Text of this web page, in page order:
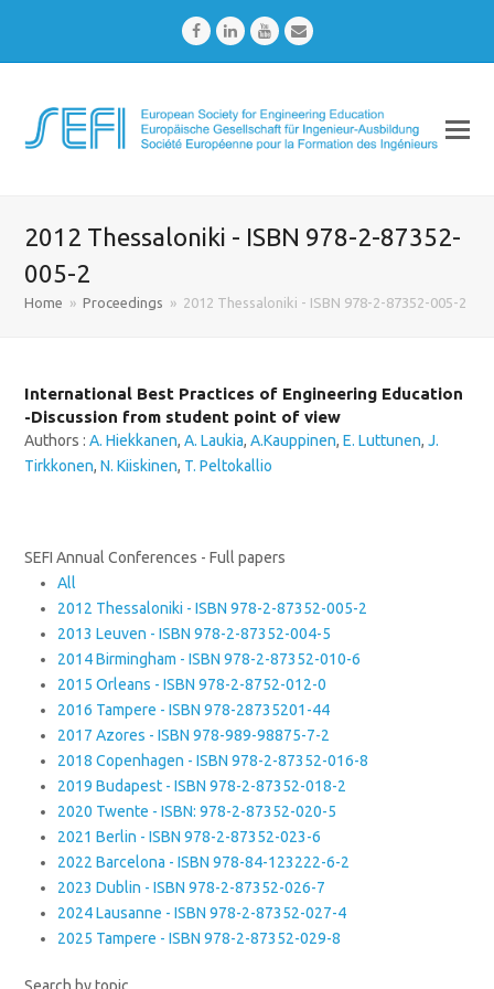
FacebookLinkedInYoutubeEmail
2012 Thessaloniki - ISBN 978-2-87352-
005-2
Home » Proceedings » 2012 Thessaloniki - ISBN 978-2-87352-005-2
International Best Practices of Engineering Education
-Discussion from student point of view
Authors :A. Hiekkanen,A. Laukia,A.Kauppinen,E. Luttunen,J.
Tirkkonen,N. Kiiskinen, T. Peltokallio
SEFI Annual Conferences - Full papers
All
2012 Thessaloniki - ISBN 978-2-87352-005-2
2013 Leuven - ISBN 978-2-87352-004-5
2014 Birmingham - ISBN 978-2-87352-010-6
2015 Orleans - ISBN 978-2-8752-012-0
2016 Tampere - ISBN 978-28735201-44
2017 Azores - ISBN 978-989-98875-7-2
2018 Copenhagen - ISBN 978-2-87352-016-8
2019 Budapest - ISBN 978-2-87352-018-2
2020 Twente - ISBN: 978-2-87352-020-5
2021 Berlin - ISBN 978-2-87352-023-6
2022 Barcelona - ISBN 978-84-123222-6-2
2023 Dublin - ISBN 978-2-87352-026-7
2024 Lausanne - ISBN 978-2-87352-027-4
2025 Tampere - ISBN 978-2-87352-029-8